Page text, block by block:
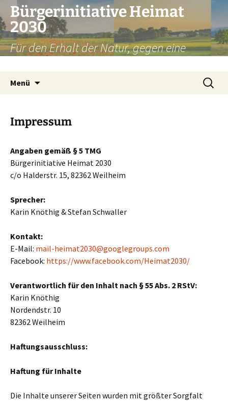
Zum
Inhalt
springen
Bürgerinitiative Heimat
2030
Für den Erhalt der Natur, gegen eine
Menü
Suchen
nach:
Impressum
Angaben gemäß § 5 TMG
Bürgerinitiative Heimat 2030
c/o Halderstr. 15, 82362 Weilheim
Sprecher:
Karin Knöthig & Stefan Schwaller
Kontakt:
E-Mail: mail-heimat2030@googlegroups.com
Facebook: https://www.facebook.com/Heimat2030/
Verantwortlich für den Inhalt nach § 55 Abs. 2 RStV:
Karin Knöthig
Nordendstr. 10
82362 Weilheim
Haftungsausschluss:
Haftung für Inhalte
Die Inhalte unserer Seiten wurden mit größter Sorgfalt